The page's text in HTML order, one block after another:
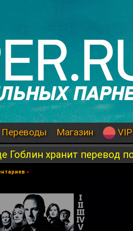
Переводы Магазин VIP
Гоблин хранит перевод
»